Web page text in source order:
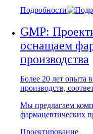
Подробности
GMP:
оснащаем
производства
Более 20 лет опыта
производств,
Мы предлагаем
фармацевтических
Проектирование